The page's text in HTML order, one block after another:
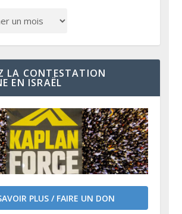
LA CONTESTATION
EN ISRAËL
PLUS / FAIRE UN DON